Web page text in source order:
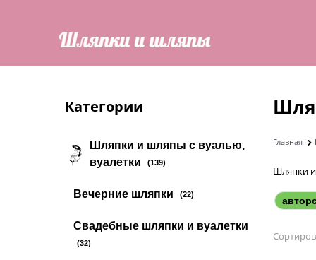
Категории
Шляпки и шляпы с вуалью,
вуалетки
(139)
Вечерние шляпки (22)
Свадебные шляпки и вуалетки
(32)
Главная
Шляпки и